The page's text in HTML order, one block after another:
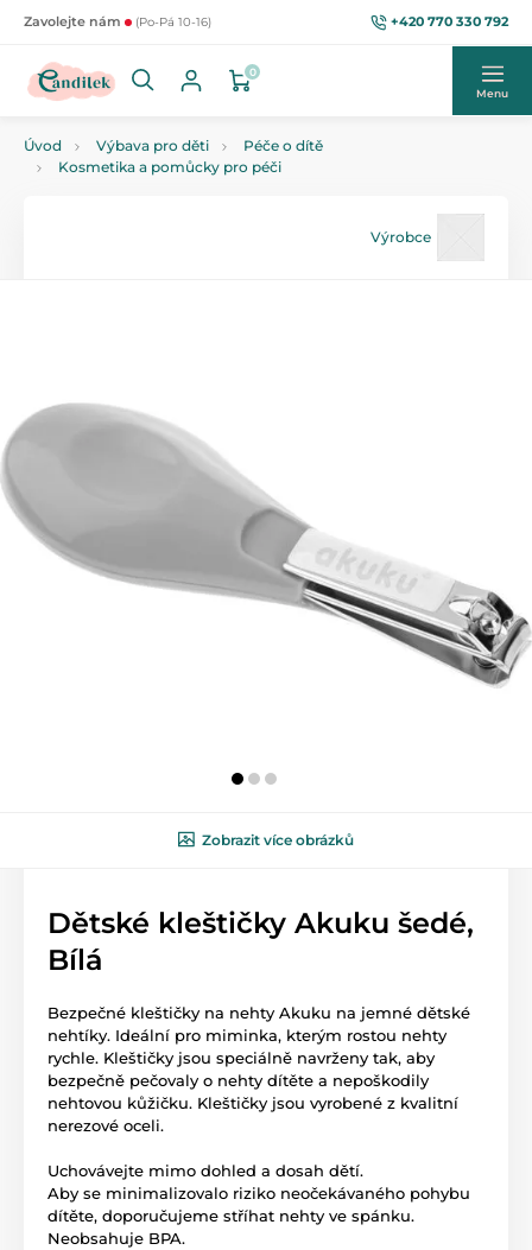
Zavolejte nám (Po-Pá 10-16) +420 770 330 792
0
Menu
Úvod Výbava pro děti
Péče o dítě
Kosmetika a pomůcky pro péči
Výrobce
Zobrazit více obrázků
Dětské kleštičky Akuku šedé,
Bílá
Bezpečné kleštičky na nehty Akuku na jemné dětské
nehtíky. Ideální pro miminka, kterým rostou nehty
rychle. Kleštičky jsou speciálně navrženy tak, aby
bezpečně pečovaly o nehty dítěte a nepoškodily
nehtovou kůžičku. Kleštičky jsou vyrobené z kvalitní
nerezové oceli.
Uchovávejte mimo dohled a dosah dětí.
Aby se minimalizovalo riziko neočekávaného pohybu
dítěte, doporučujeme stříhat nehty ve spánku.
Neobsahuje BPA.